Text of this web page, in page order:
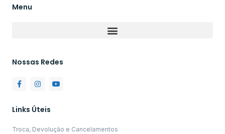
Menu
Nossas Redes
Links Úteis
Troca, Devolução e Cancelamentos